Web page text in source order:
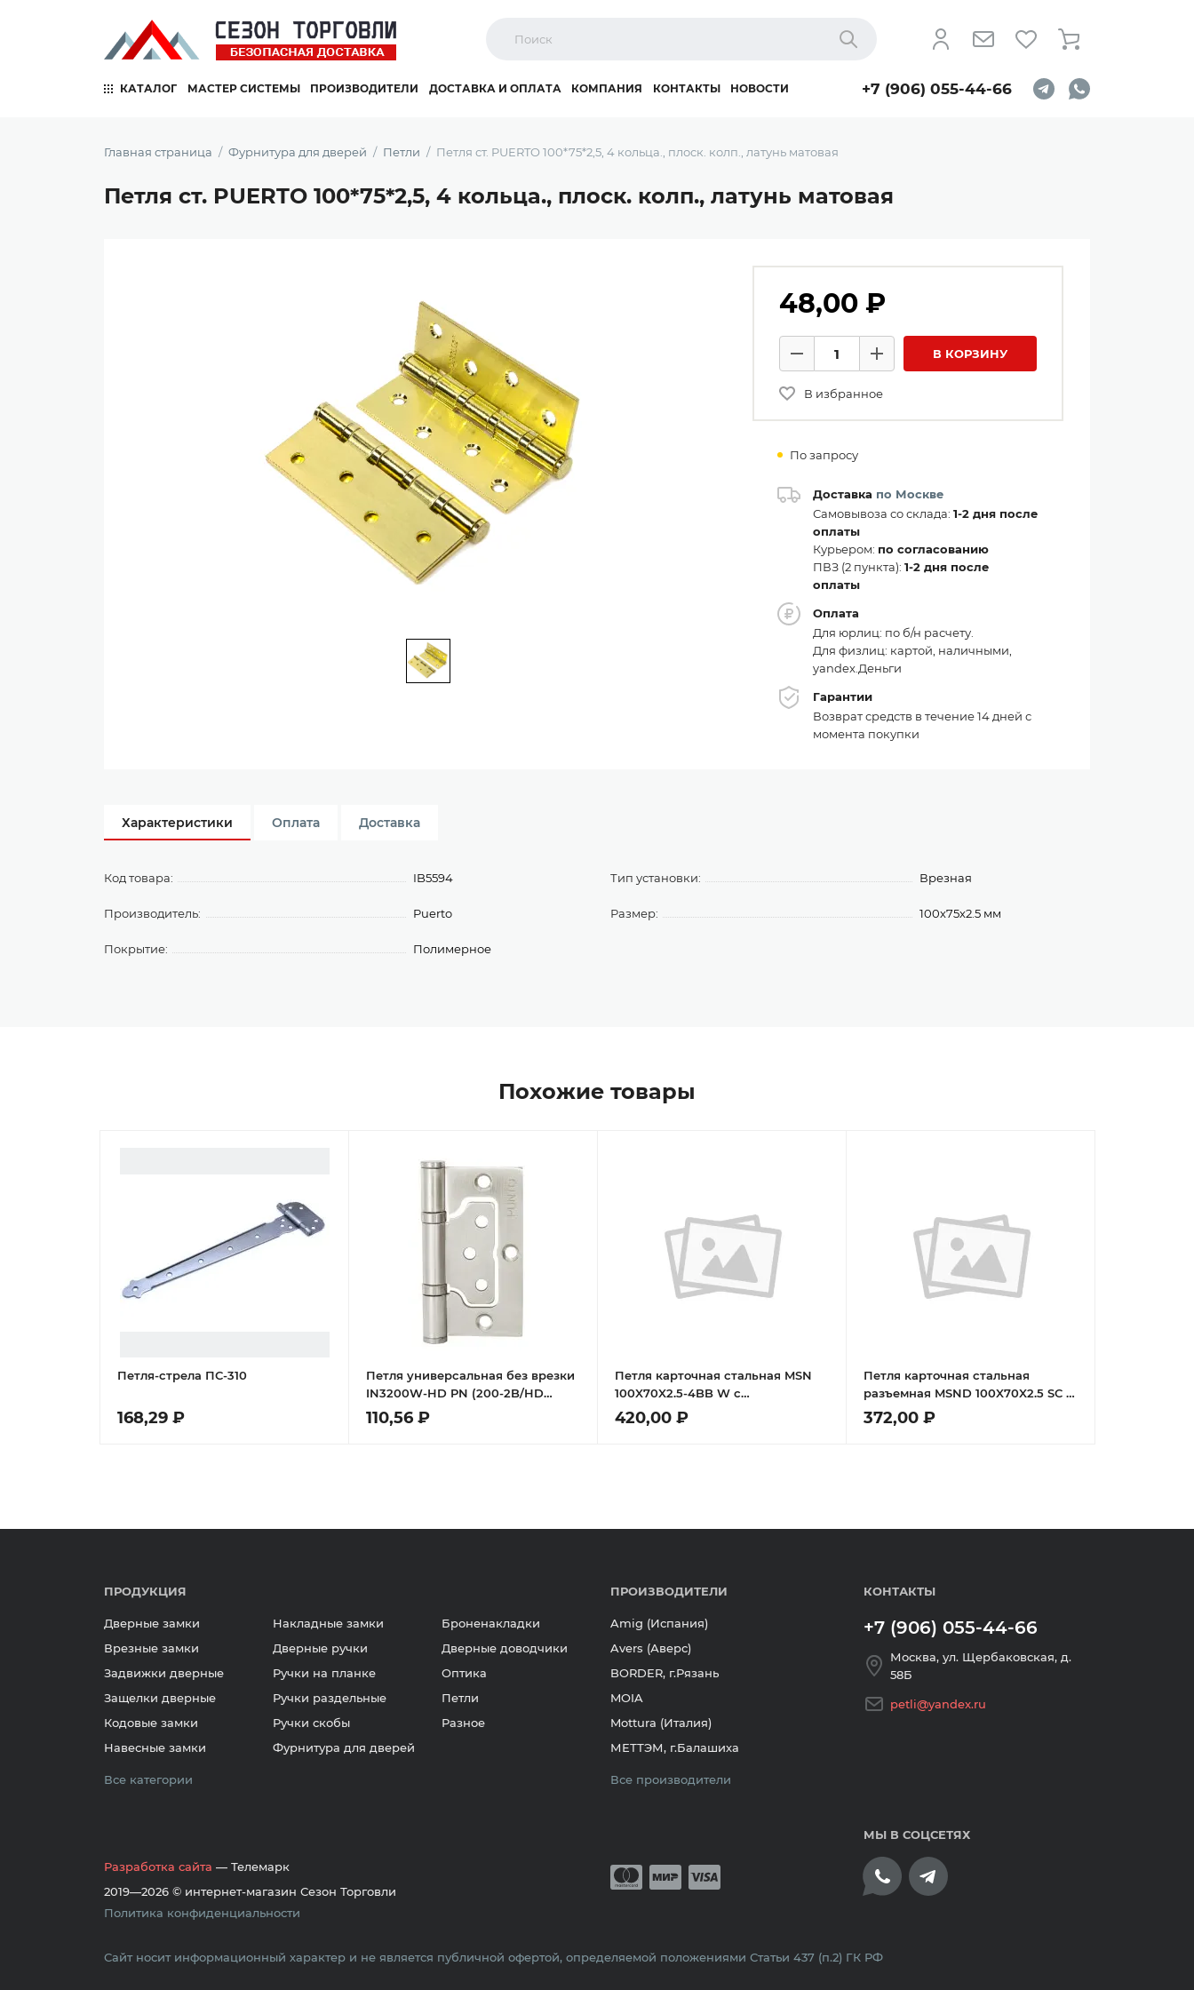
Найти
КАТАЛОГ МАСТЕР СИСТЕМЫ ПРОИЗВОДИТЕЛИ ДОСТАВКА И ОПЛАТА КОМПАНИЯ КОНТАКТЫ НОВОСТИ +7 (906) 055-44-66
Главная страница Фурнитура для дверей Петли Петля ст. PUERTO 100*75*2,5, 4 кольца., плоск. колп., латунь матовая
Петля ст. PUERTO 100*75*2,5, 4 кольца., плоск. колп., латунь матовая
48,00 ₽
Количество товаров
Минус
Плюс В КОРЗИНУ
В избранное
По запросу
Доставка по Москве
Самовывоза со склада: 1-2 дня после
оплаты
Курьером: по согласованию
ПВЗ (2 пункта): 1-2 дня после
оплаты
Оплата
Для юрлиц: по б/н расчету.
Для физлиц: картой, наличными,
yandex.Деньги
Гарантии
Возврат средств в течение 14 дней с
момента покупки
Характеристики Оплата Доставка
Код товара: IB5594
Производитель: Puerto
Покрытие: Полимерное
Тип установки: Врезная
Размер: 100х75х2.5 мм
Похожие товары
Петля-стрела ПС-310
168,29 ₽
Петля универсальная без врезки
IN3200W-HD PN (200-2B/HD
75x2,5) мат. никель
110,56 ₽
Петля карточная стальная MSN
100X70X2.5-4BB W с
подшипником универсальная,
врезная на круглой оси, вес
420,00 ₽
Петля карточная стальная
разъемная MSND 100X70X2.5 SC R
с подшипником правая, врезная
на круглой оси, вес полотна до
372,00 ₽
ПРОДУКЦИЯ
Дверные замки
Врезные замки
Задвижки дверные
Защелки дверные
Кодовые замки
Навесные замки
Накладные замки
Дверные ручки
Ручки на планке
Ручки раздельные
Ручки скобы
Фурнитура для дверей
Броненакладки
Дверные доводчики
Оптика
Петли
Разное
Все категории
ПРОИЗВОДИТЕЛИ
Amig (Испания)
Avers (Аверс)
BORDER, г.Рязань
MOIA
Mottura (Италия)
МЕТТЭМ, г.Балашиха
Все производители
КОНТАКТЫ
+7 (906) 055-44-66
Москва, ул. Щербаковская, д.
58Б
petli@yandex.ru
Разработка сайта — Телемарк
2019—2026 © интернет-магазин Сезон Торговли
Политика конфиденциальности
Принимается оплата банковскими картами
МЫ В СОЦСЕТЯХ
Сайт носит информационный характер и не является публичной офертой, определяемой положениями Статьи 437 (п.2) ГК РФ